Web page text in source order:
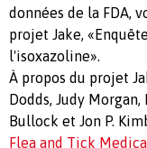
données de la FDA,
projet Jake,
l'isoxazoline».
À propos du projet
Dodds, Judy
Bullock et Jon P.
Flea and Tick